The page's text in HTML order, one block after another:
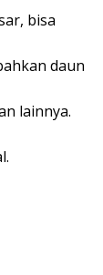
bisa
daun
lainnya.